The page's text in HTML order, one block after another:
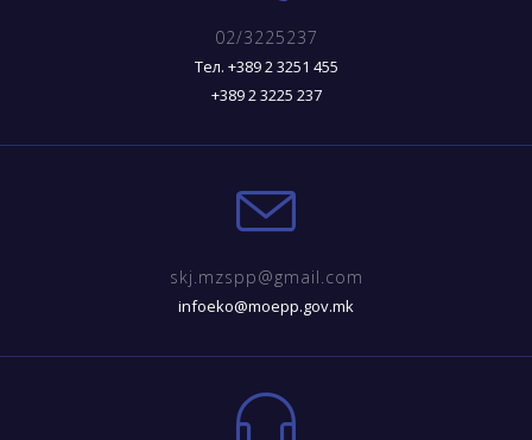
02/3225237
Тел. +389 2 3251 455
+389 2 3225 237
skj.mzspp@gmail.com
infoeko@moepp.gov.mk